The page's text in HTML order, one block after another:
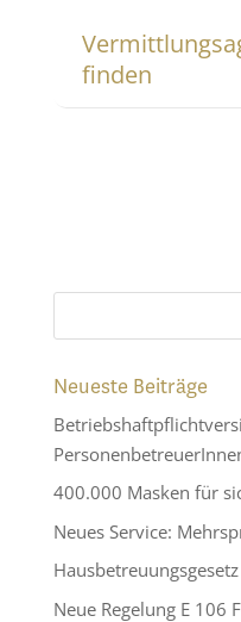
finden
Neueste Beiträge
400.000 Masken für
Neues Service:
Hausbetreuungsgesetz
Neue Regelung E 106